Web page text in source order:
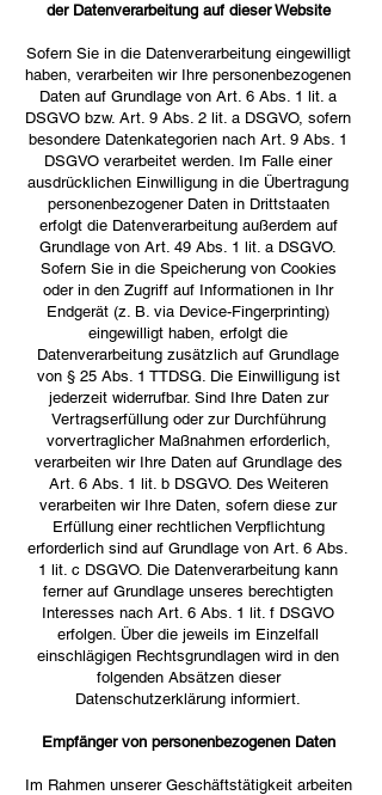
der Datenverarbeitung auf dieser Website
Sofern Sie in die Datenverarbeitung eingewilligt
haben, verarbeiten wir Ihre personenbezogenen
Daten auf Grundlage von Art. 6 Abs. 1 lit. a
DSGVO bzw. Art. 9 Abs. 2 lit. a DSGVO, sofern
besondere Datenkategorien nach Art. 9 Abs. 1
DSGVO verarbeitet werden. Im Falle einer
ausdrücklichen Einwilligung in die Übertragung
personenbezogener Daten in Drittstaaten
erfolgt die Datenverarbeitung außerdem auf
Grundlage von Art. 49 Abs. 1 lit. a DSGVO.
Sofern Sie in die Speicherung von Cookies
oder in den Zugriff auf Informationen in Ihr
Endgerät (z. B. via Device-Fingerprinting)
eingewilligt haben, erfolgt die
Datenverarbeitung zusätzlich auf Grundlage
von § 25 Abs. 1 TTDSG. Die Einwilligung ist
jederzeit widerrufbar. Sind Ihre Daten zur
Vertragserfüllung oder zur Durchführung
vorvertraglicher Maßnahmen erforderlich,
verarbeiten wir Ihre Daten auf Grundlage des
Art. 6 Abs. 1 lit. b DSGVO. Des Weiteren
verarbeiten wir Ihre Daten, sofern diese zur
Erfüllung einer rechtlichen Verpflichtung
erforderlich sind auf Grundlage von Art. 6 Abs.
1 lit. c DSGVO. Die Datenverarbeitung kann
ferner auf Grundlage unseres berechtigten
Interesses nach Art. 6 Abs. 1 lit. f DSGVO
erfolgen. Über die jeweils im Einzelfall
einschlägigen Rechtsgrundlagen wird in den
folgenden Absätzen dieser
Datenschutzerklärung informiert.
Empfänger von personenbezogenen Daten
Im Rahmen unserer Geschäftstätigkeit arbeiten